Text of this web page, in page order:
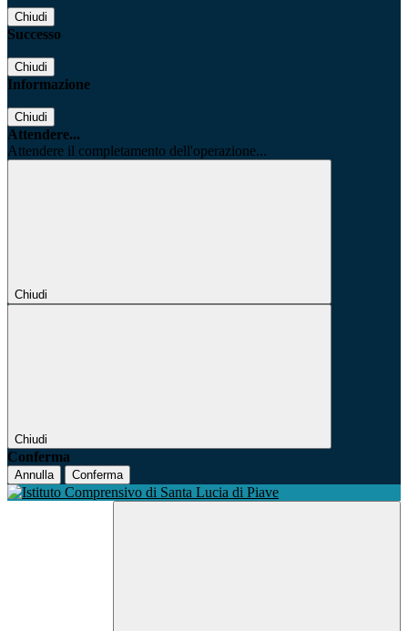
Chiudi
Successo
Chiudi
Informazione
Chiudi
Attendere...
Attendere il completamento dell'operazione...
Chiudi
Chiudi
Conferma
Annulla Conferma